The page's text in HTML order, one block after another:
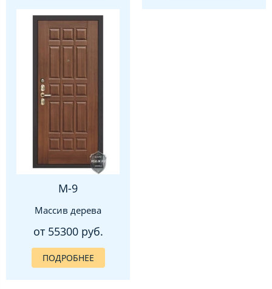
М-9
Массив дерева
от 55300 руб.
ПОДРОБНЕЕ